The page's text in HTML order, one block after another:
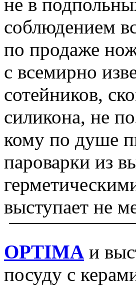
не в
соблюдением
по продаже
с всемирно
сотейников,
силикона, не
кому по душе
пароварки из
выступает не
OPTIMA и
посуду с